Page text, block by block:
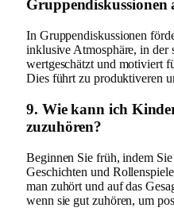
Gruppendiskussionen
In Gruppendiskussionen
inklusive Atmosphäre, in der
wertgeschätzt und motiviert
Dies führt zu produktiveren
9. Wie kann ich
zuzuhören?
Beginnen Sie früh, indem
Geschichten und
man zuhört und auf das
wenn sie gut zuhören, um